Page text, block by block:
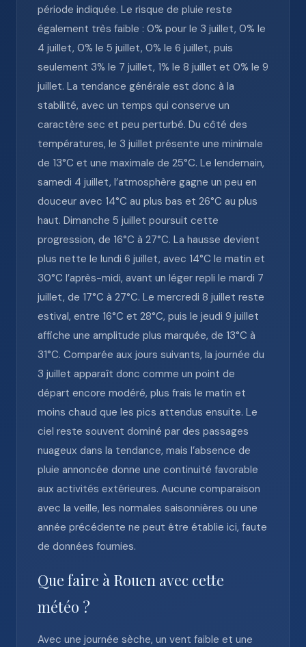
période indiquée. Le risque de pluie reste
également très faible : 0% pour le 3 juillet, 0% le
4 juillet, 0% le 5 juillet, 0% le 6 juillet, puis
seulement 3% le 7 juillet, 1% le 8 juillet et 0% le 9
juillet. La tendance générale est donc à la
stabilité, avec un temps qui conserve un
caractère sec et peu perturbé. Du côté des
températures, le 3 juillet présente une minimale
de 13°C et une maximale de 25°C. Le lendemain,
samedi 4 juillet, l’atmosphère gagne un peu en
douceur avec 14°C au plus bas et 26°C au plus
haut. Dimanche 5 juillet poursuit cette
progression, de 16°C à 27°C. La hausse devient
plus nette le lundi 6 juillet, avec 14°C le matin et
30°C l’après-midi, avant un léger repli le mardi 7
juillet, de 17°C à 27°C. Le mercredi 8 juillet reste
estival, entre 16°C et 28°C, puis le jeudi 9 juillet
affiche une amplitude plus marquée, de 13°C à
31°C. Comparée aux jours suivants, la journée du
3 juillet apparaît donc comme un point de
départ encore modéré, plus frais le matin et
moins chaud que les pics attendus ensuite. Le
ciel reste souvent dominé par des passages
nuageux dans la tendance, mais l’absence de
pluie annoncée donne une continuité favorable
aux activités extérieures. Aucune comparaison
avec la veille, les normales saisonnières ou une
année précédente ne peut être établie ici, faute
de données fournies.
Que faire à Rouen avec cette
météo ?
Avec une journée sèche, un vent faible et une